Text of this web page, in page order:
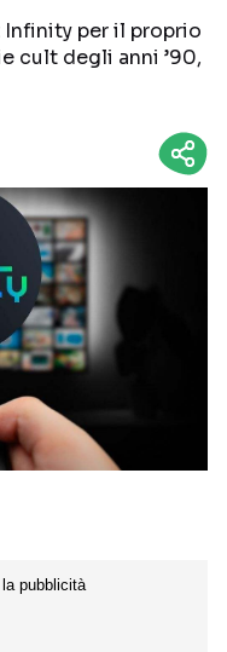
per il proprio
cult degli anni ’90,